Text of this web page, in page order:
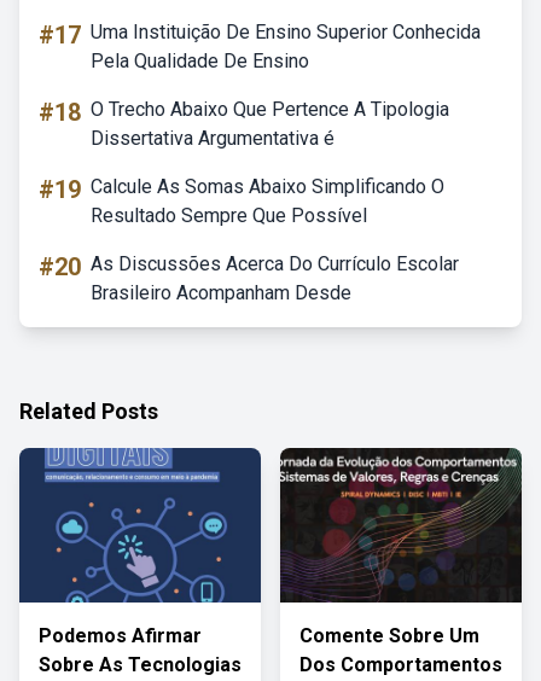
#17 Uma Instituição De Ensino Superior Conhecida
Pela Qualidade De Ensino
#18 O Trecho Abaixo Que Pertence A Tipologia
Dissertativa Argumentativa é
#19 Calcule As Somas Abaixo Simplificando O
Resultado Sempre Que Possível
#20 As Discussões Acerca Do Currículo Escolar
Brasileiro Acompanham Desde
Related Posts
Podemos Afirmar
Sobre As Tecnologias
Comente Sobre Um
Dos Comportamentos